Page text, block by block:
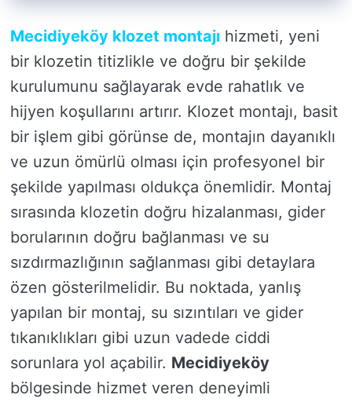
Mecidiyeköy klozet montajı hizmeti, yeni
bir klozetin titizlikle ve doğru bir şekilde
kurulumunu sağlayarak evde rahatlık ve
hijyen koşullarını artırır. Klozet montajı, basit
bir işlem gibi görünse de, montajın dayanıklı
ve uzun ömürlü olması için profesyonel bir
şekilde yapılması oldukça önemlidir. Montaj
sırasında klozetin doğru hizalanması, gider
borularının doğru bağlanması ve su
sızdırmazlığının sağlanması gibi detaylara
özen gösterilmelidir. Bu noktada, yanlış
yapılan bir montaj, su sızıntıları ve gider
tıkanıklıkları gibi uzun vadede ciddi
sorunlara yol açabilir. Mecidiyeköy
bölgesinde hizmet veren deneyimli